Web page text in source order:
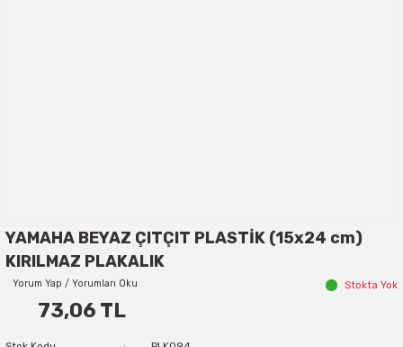
YAMAHA BEYAZ ÇITÇIT PLASTİK (15x24 cm)
KIRILMAZ PLAKALIK
Yorum Yap / Yorumları Oku Stokta Yok
73,06 TL